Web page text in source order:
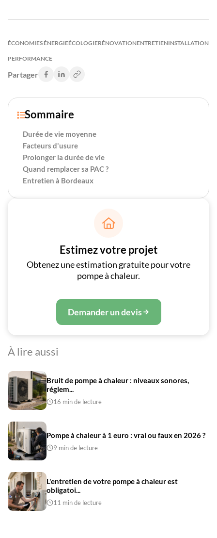
ÉCONOMIES ÉNERGIEÉCOLOGIERÉNOVATIONENTRETIENINSTALLATION
PERFORMANCE
Partager
Sommaire
Durée de vie moyenne
Facteurs d'usure
Prolonger la durée de vie
Quand remplacer sa PAC ?
Entretien à Bordeaux

Estimez votre projet
Obtenez une estimation gratuite pour votre
pompe à chaleur.
Demander un devis
À lire aussi
Bruit de pompe à chaleur : niveaux sonores,
réglem...
16 min de lecture
Pompe à chaleur à 1 euro : vrai ou faux en 2026 ?
9 min de lecture
L'entretien de votre pompe à chaleur est
obligatoi...
11 min de lecture